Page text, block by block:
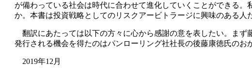
が備わっている社会は時代に合わせて進化していくことができる
か。本書は投資戦略としてのリスクアービトラージに興味のある
翻訳にあたっては以下の方々に心から感謝の意を表したい。まず
発行される機会を得たのはパンローリング社社長の後藤康徳氏のお
2019年12月